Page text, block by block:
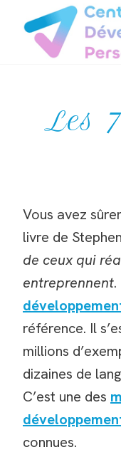
contenu
Les
Vous avez
livre de
de ceux qui
entreprennent
référence. Il
millions
dizaines de
C’est une des
connues.